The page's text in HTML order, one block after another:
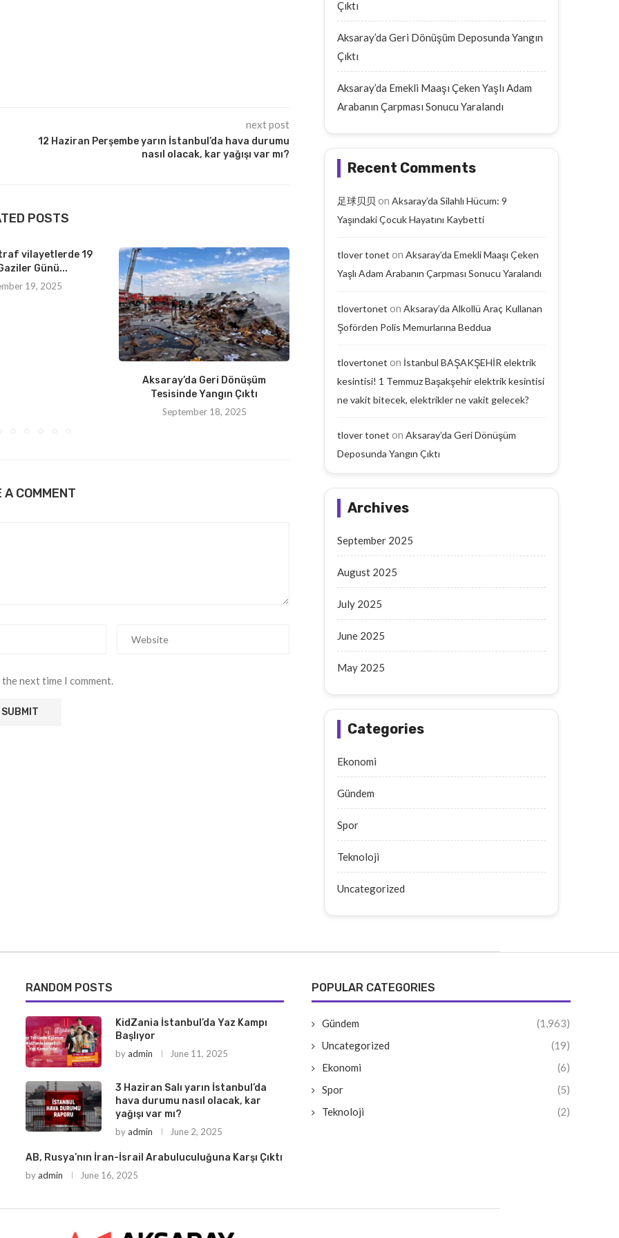
next post
12 Haziran Perşembe yarın İstanbul’da hava durumu
nasıl olacak, kar yağışı var mı?
POSTS
vilayetlerde 19
Günü...
19, 2025
Aksaray’da Geri Dönüşüm
Tesisinde Yangın Çıktı
September 18, 2025
Aksaray’da Geri Dönüşüm
Deposunda Yangın Çıktı
Aksaray’da Emekli Maaşı
Yaşlı Adam Arabanın
A COMMENT
next time I comment.
Çıktı
Aksaray’da Geri Dönüşüm Deposunda Yangın
Çıktı
Aksaray’da Emekli Maaşı Çeken Yaşlı Adam
Arabanın Çarpması Sonucu Yaralandı
Recent Comments
足球贝贝 on Aksaray’da Silahlı Hücum: 9
Yaşındaki Çocuk Hayatını Kaybetti
tlover tonet on Aksaray’da Emekli Maaşı Çeken
Yaşlı Adam Arabanın Çarpması Sonucu Yaralandı
tlovertonet on Aksaray’da Alkollü Araç Kullanan
Şoförden Polis Memurlarına Beddua
tlovertonet on İstanbul BAŞAKŞEHİR elektrik
kesintisi! 1 Temmuz Başakşehir elektrik kesintisi
ne vakit bitecek, elektrikler ne vakit gelecek?
tlover tonet on Aksaray’da Geri Dönüşüm
Deposunda Yangın Çıktı
Archives
September 2025
August 2025
July 2025
June 2025
May 2025
Categories
Ekonomi
Gündem
Spor
Teknoloji
Uncategorized
RANDOM POSTS
KidZania İstanbul’da Yaz Kampı
Başlıyor
byadmin June 11, 2025
3 Haziran Salı yarın İstanbul’da
hava durumu nasıl olacak, kar
yağışı var mı?
byadmin June 2, 2025
AB, Rusya’nın İran-İsrail Arabuluculuğuna Karşı Çıktı
byadmin June 16, 2025
POPULAR CATEGORIES
Gündem
(1,963)
Uncategorized
(19)
Ekonomi
(6)
Spor
(5)
Teknoloji
(2)